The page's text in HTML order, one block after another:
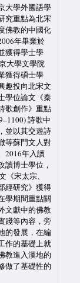
大學外國語學
究重點為北宋
佛教的中國化
年畢業於
獲得學士學
大學文學院
獲得碩士學
趣投向北宋文
學位論文《秦
歌創作》重點
詩歌中
並以其交遊詩
等蘇門文人對
2016年入讀
讀博士學位，
《宋太宗、
經研究》獲得
學期間重點關
文獻中的佛教
踐等內容，旁
的發展，在編
作的基礎上就
教進入漢地的
做了基礎性的